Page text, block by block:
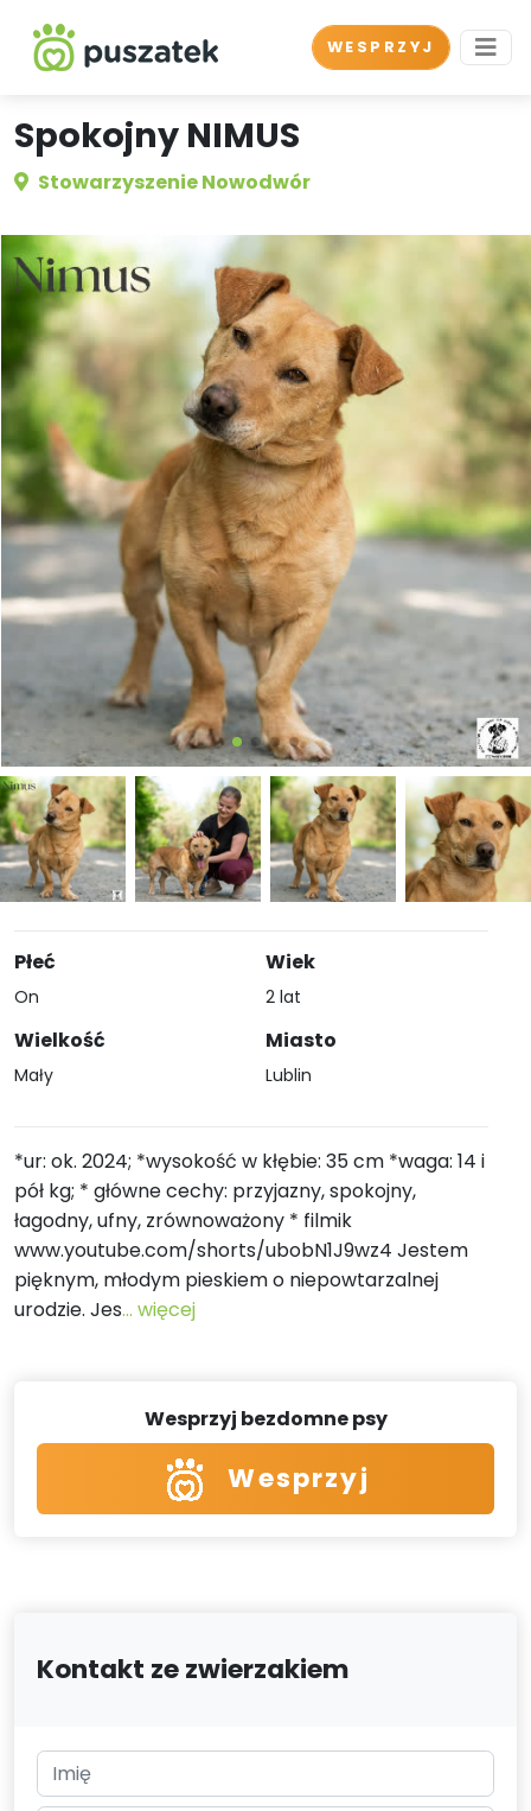
WESPRZYJ
Spokojny NIMUS
Stowarzyszenie Nowodwór
Płeć
On
Wielkość
Mały
Wiek
2 lat
Miasto
Lublin
*ur: ok. 2024; *wysokość w kłębie: 35 cm *waga: 14 i
pół kg; * główne cechy: przyjazny, spokojny,
łagodny, ufny, zrównoważony * filmik
www.youtube.com/shorts/ubobN1J9wz4 Jestem
pięknym, młodym pieskiem o niepowtarzalnej
urodzie. Jes... więcej
Wesprzyj bezdomne psy
Wesprzyj
Kontakt ze zwierzakiem